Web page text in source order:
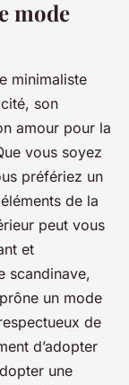
mode
minimaliste
son
amour pour la
vous soyez
préfériez un
de la
peut vous
et
scandinave,
un mode
de
d’adopter
une